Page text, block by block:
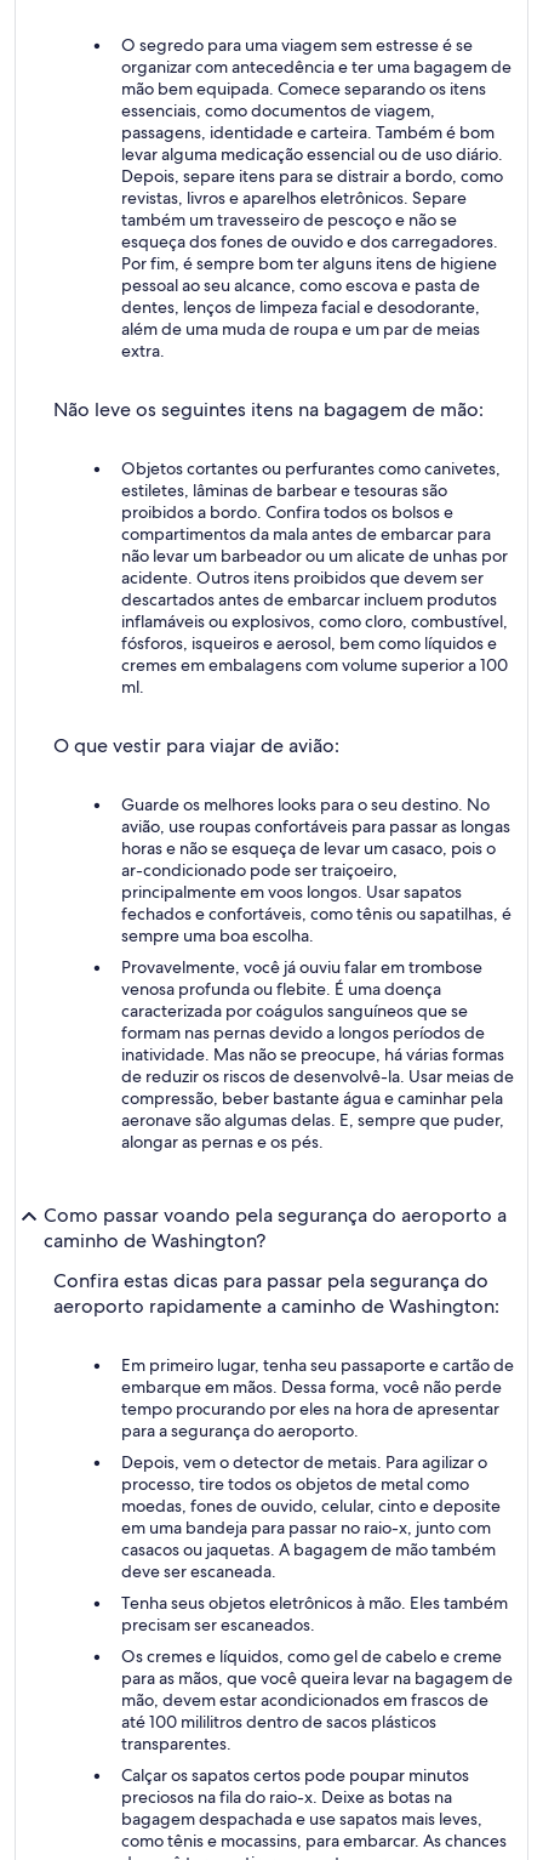
O segredo para uma viagem sem estresse é se
organizar com antecedência e ter uma bagagem de
mão bem equipada. Comece separando os itens
essenciais, como documentos de viagem,
passagens, identidade e carteira. Também é bom
levar alguma medicação essencial ou de uso diário.
Depois, separe itens para se distrair a bordo, como
revistas, livros e aparelhos eletrônicos. Separe
também um travesseiro de pescoço e não se
esqueça dos fones de ouvido e dos carregadores.
Por fim, é sempre bom ter alguns itens de higiene
pessoal ao seu alcance, como escova e pasta de
dentes, lenços de limpeza facial e desodorante,
além de uma muda de roupa e um par de meias
extra.
Não leve os seguintes itens na bagagem de mão:
Objetos cortantes ou perfurantes como canivetes,
estiletes, lâminas de barbear e tesouras são
proibidos a bordo. Confira todos os bolsos e
compartimentos da mala antes de embarcar para
não levar um barbeador ou um alicate de unhas por
acidente. Outros itens proibidos que devem ser
descartados antes de embarcar incluem produtos
inflamáveis ou explosivos, como cloro, combustível,
fósforos, isqueiros e aerosol, bem como líquidos e
cremes em embalagens com volume superior a 100
ml.
O que vestir para viajar de avião:
Guarde os melhores looks para o seu destino. No
avião, use roupas confortáveis para passar as longas
horas e não se esqueça de levar um casaco, pois o
ar-condicionado pode ser traiçoeiro,
principalmente em voos longos. Usar sapatos
fechados e confortáveis, como tênis ou sapatilhas, é
sempre uma boa escolha.
Provavelmente, você já ouviu falar em trombose
venosa profunda ou flebite. É uma doença
caracterizada por coágulos sanguíneos que se
formam nas pernas devido a longos períodos de
inatividade. Mas não se preocupe, há várias formas
de reduzir os riscos de desenvolvê-la. Usar meias de
compressão, beber bastante água e caminhar pela
aeronave são algumas delas. E, sempre que puder,
alongar as pernas e os pés.
Como passar voando pela segurança do aeroporto a
caminho de Washington?
Confira estas dicas para passar pela segurança do
aeroporto rapidamente a caminho de Washington:
Em primeiro lugar, tenha seu passaporte e cartão de
embarque em mãos. Dessa forma, você não perde
tempo procurando por eles na hora de apresentar
para a segurança do aeroporto.
Depois, vem o detector de metais. Para agilizar o
processo, tire todos os objetos de metal como
moedas, fones de ouvido, celular, cinto e deposite
em uma bandeja para passar no raio-x, junto com
casacos ou jaquetas. A bagagem de mão também
deve ser escaneada.
Tenha seus objetos eletrônicos à mão. Eles também
precisam ser escaneados.
Os cremes e líquidos, como gel de cabelo e creme
para as mãos, que você queira levar na bagagem de
mão, devem estar acondicionados em frascos de
até 100 mililitros dentro de sacos plásticos
transparentes.
Calçar os sapatos certos pode poupar minutos
preciosos na fila do raio-x. Deixe as botas na
bagagem despachada e use sapatos mais leves,
como tênis e mocassins, para embarcar. As chances